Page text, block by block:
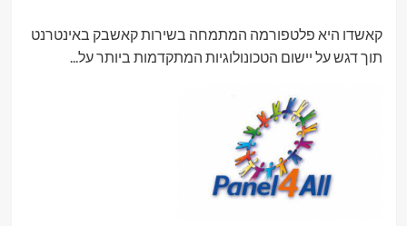
קאשדו היא פלטפורמה המתמחה בשירות קאשבק באינטרנט
תוך דגש על יישום הטכונולוגיות המתקדמות ביותר על...